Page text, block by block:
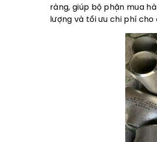
ràng, giúp bộ phận mua
lượng và tối ưu chi phí cho